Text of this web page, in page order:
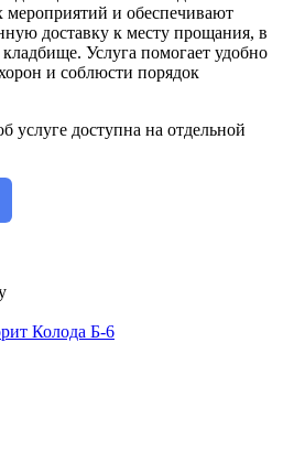
мероприятий и обеспечивают
доставку к месту прощания, в
Услуга помогает удобно
и соблюсти порядок
услуге доступна на отдельной
Колода Б-6